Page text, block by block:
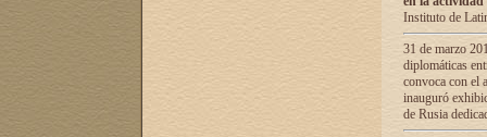
Instituto de
31 de marzo
diplomáticas
convoca con el
inauguró
de Rusia